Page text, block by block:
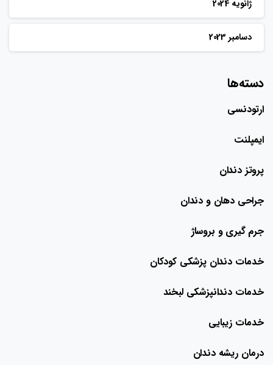
ژانویه 2024
دسامبر 2023
دسته‌ها
ارتودنسی
ایمپلنت
پروتز دندان
جراحی دهان و دندان
جرم گیری و بروساژ
خدمات دندان پزشکی کودکان
خدمات دندانپزشکی لبخند
خدمات زیبایی
درمان ریشه دندان